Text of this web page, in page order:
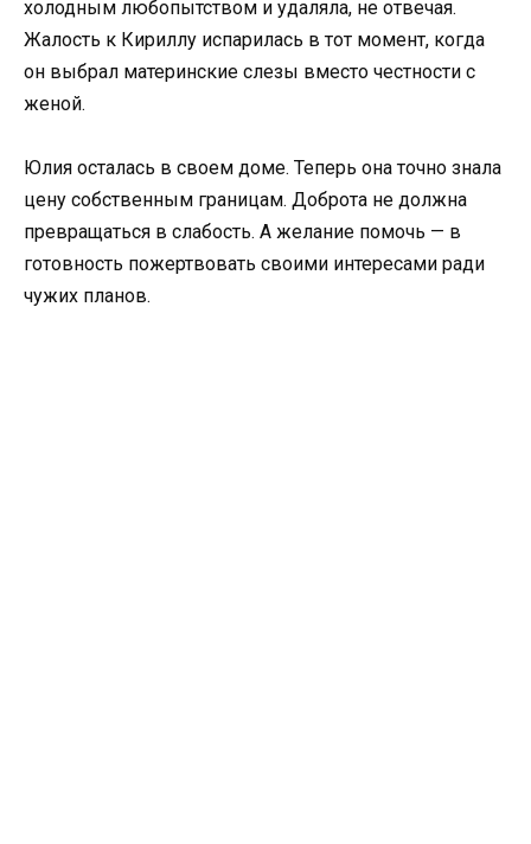
холодным любопытством и удаляла, не отвечая.
Жалость к Кириллу испарилась в тот момент, когда
он выбрал материнские слезы вместо честности с
женой.
Юлия осталась в своем доме. Теперь она точно знала
цену собственным границам. Доброта не должна
превращаться в слабость. А желание помочь — в
готовность пожертвовать своими интересами ради
чужих планов.